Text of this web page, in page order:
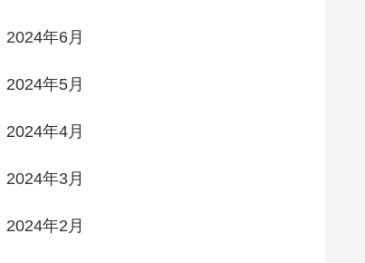
2024年6月
2024年5月
2024年4月
2024年3月
2024年2月